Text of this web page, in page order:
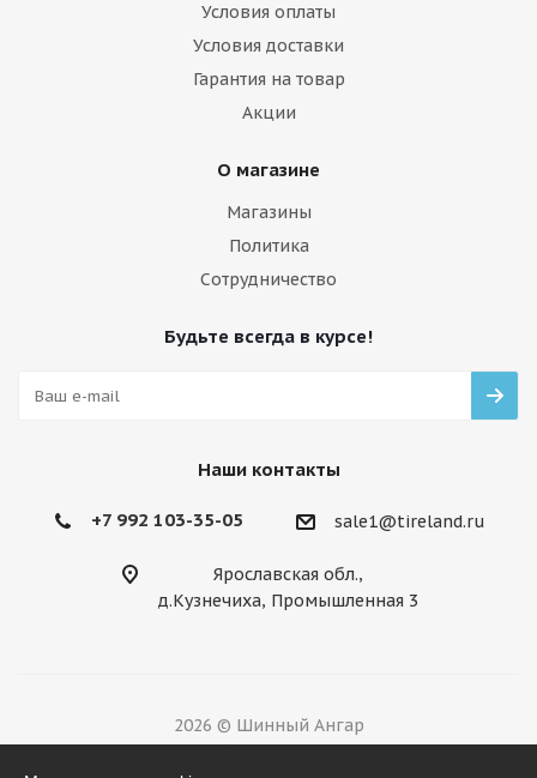
Условия оплаты
Условия доставки
Гарантия на товар
Акции
О магазине
Магазины
Политика
Сотрудничество
Будьте всегда в курсе!
Наши контакты
+7 992 103-35-05 sale1@tireland.ru
Ярославская обл.,
д.Кузнечиха, Промышленная 3
2026 © Шинный Ангар